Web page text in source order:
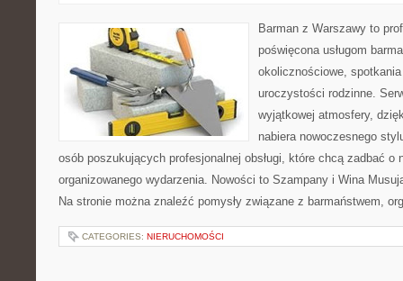
Barman z Warszawy to
poświęcona usługom
okolicznościowe,
uroczystości rodzinne.
wyjątkowej atmosfery,
nabiera nowoczesnego
osób poszukujących profesjonalnej obsługi, które chcą zadbać o
organizowanego wydarzenia. Nowości to Szampany i Wina
Na stronie można znaleźć pomysły związane z barmaństwem,
CATEGORIES: NIERUCHOMOŚCI